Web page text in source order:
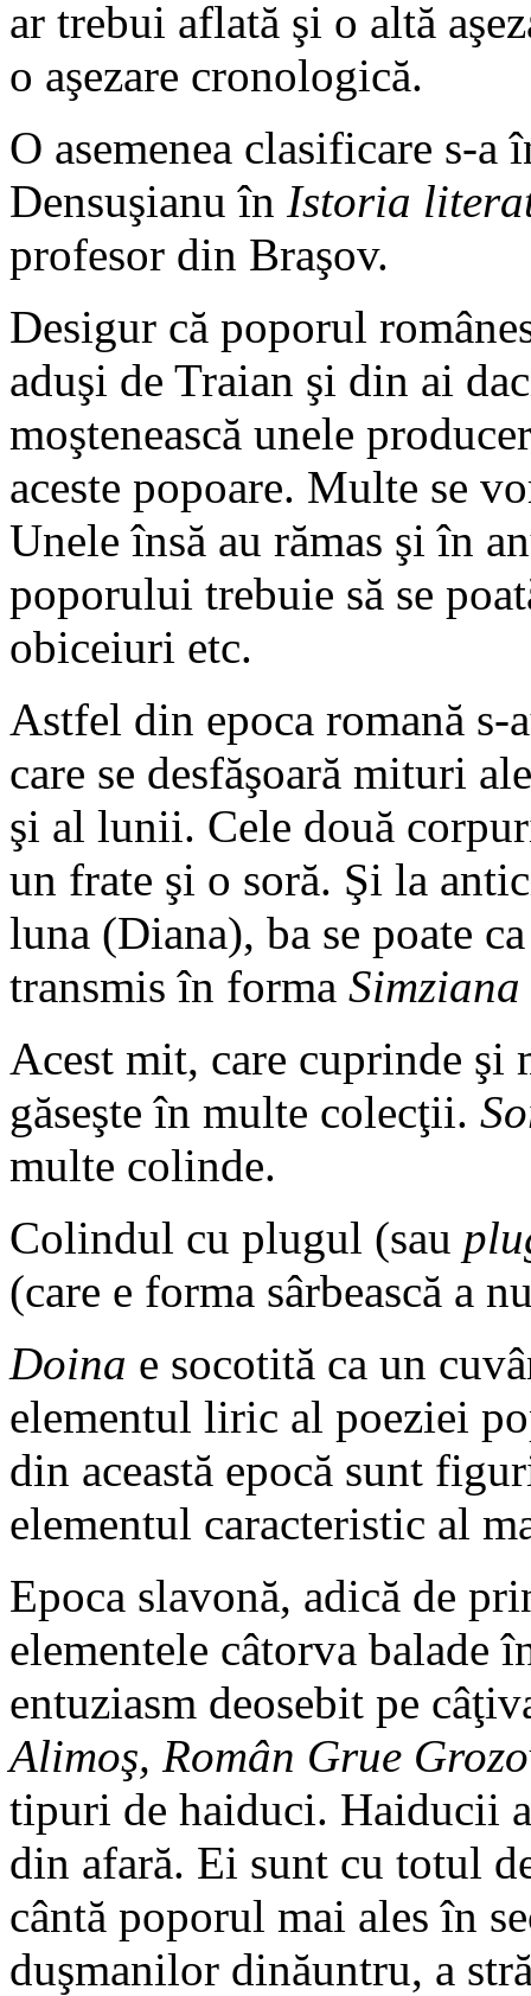
ar trebui aflată şi o altă
o aşezare cronologică.
O asemenea clasificare s-a
Densuşianu în Istoria
profesor din Braşov.
Desigur că poporul
aduşi de Traian şi din ai
moştenească unele
aceste popoare. Multe se
Unele însă au rămas şi în
poporului trebuie să se
obiceiuri etc.
Astfel din epoca romană s-
care se desfăşoară mituri
şi al lunii. Cele două
un frate şi o soră. Şi la
luna (Diana), ba se poate
transmis în forma Simziana
Acest mit, care cuprinde şi
găseşte în multe colecţii.
multe colinde.
Colindul cu plugul (sau
(care e forma sârbească a
Doina e socotită ca un
elementul liric al poeziei
din această epocă sunt
elementul caracteristic al
Epoca slavonă, adică de
elementele câtorva balade
entuziasm deosebit pe
Alimoş, Român Grue
tipuri de haiduci. Haiducii
din afară. Ei sunt cu totul
cântă poporul mai ales în
duşmanilor dinăuntru, a